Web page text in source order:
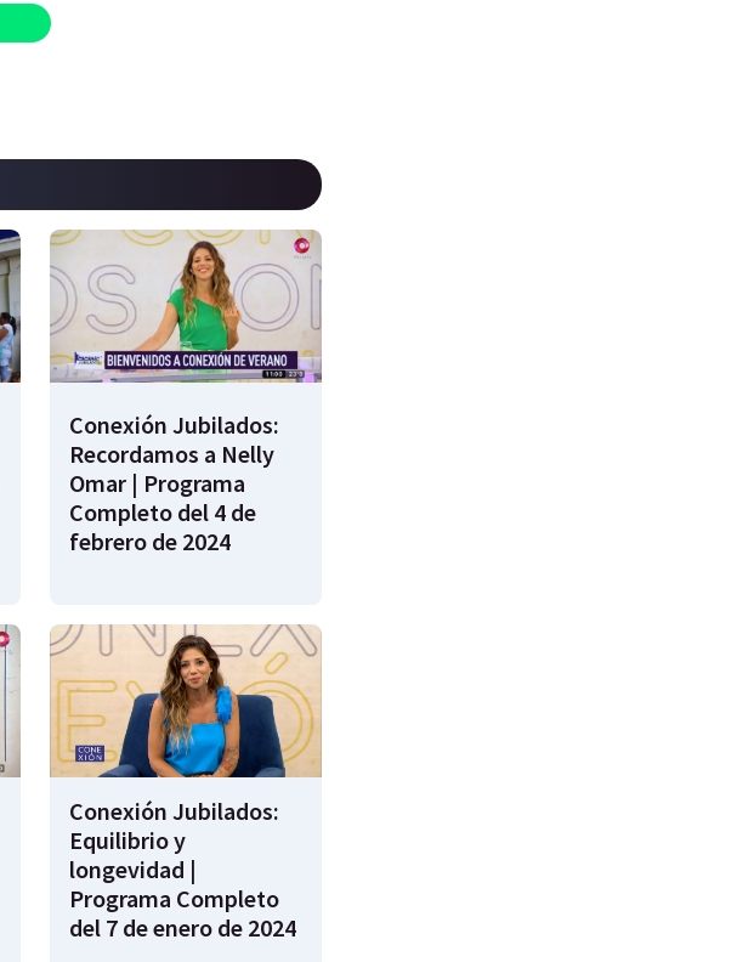
Conexión Jubilados:
Recordamos a Nelly
Omar | Programa
Completo del 4 de
febrero de 2024
Conexión Jubilados:
Equilibrio y
longevidad |
Programa Completo
del 7 de enero de 2024